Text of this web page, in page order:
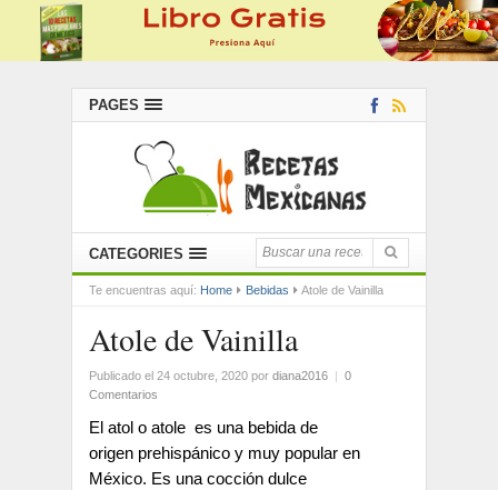
PAGES
CATEGORIES
Te encuentras aquí: Home Bebidas Atole de Vainilla
Atole de Vainilla
Publicado el 24 octubre, 2020 por diana2016 | 0
Comentarios
El atol o atole es una bebida de
origen prehispánico y muy popular en
México. Es una cocción dulce